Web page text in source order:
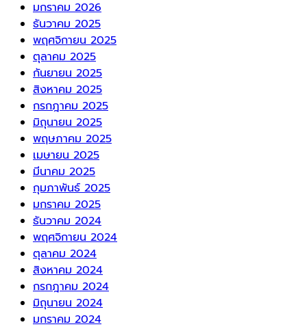
มกราคม 2026
ธันวาคม 2025
พฤศจิกายน 2025
ตุลาคม 2025
กันยายน 2025
สิงหาคม 2025
กรกฎาคม 2025
มิถุนายน 2025
พฤษภาคม 2025
เมษายน 2025
มีนาคม 2025
กุมภาพันธ์ 2025
มกราคม 2025
ธันวาคม 2024
พฤศจิกายน 2024
ตุลาคม 2024
สิงหาคม 2024
กรกฎาคม 2024
มิถุนายน 2024
มกราคม 2024